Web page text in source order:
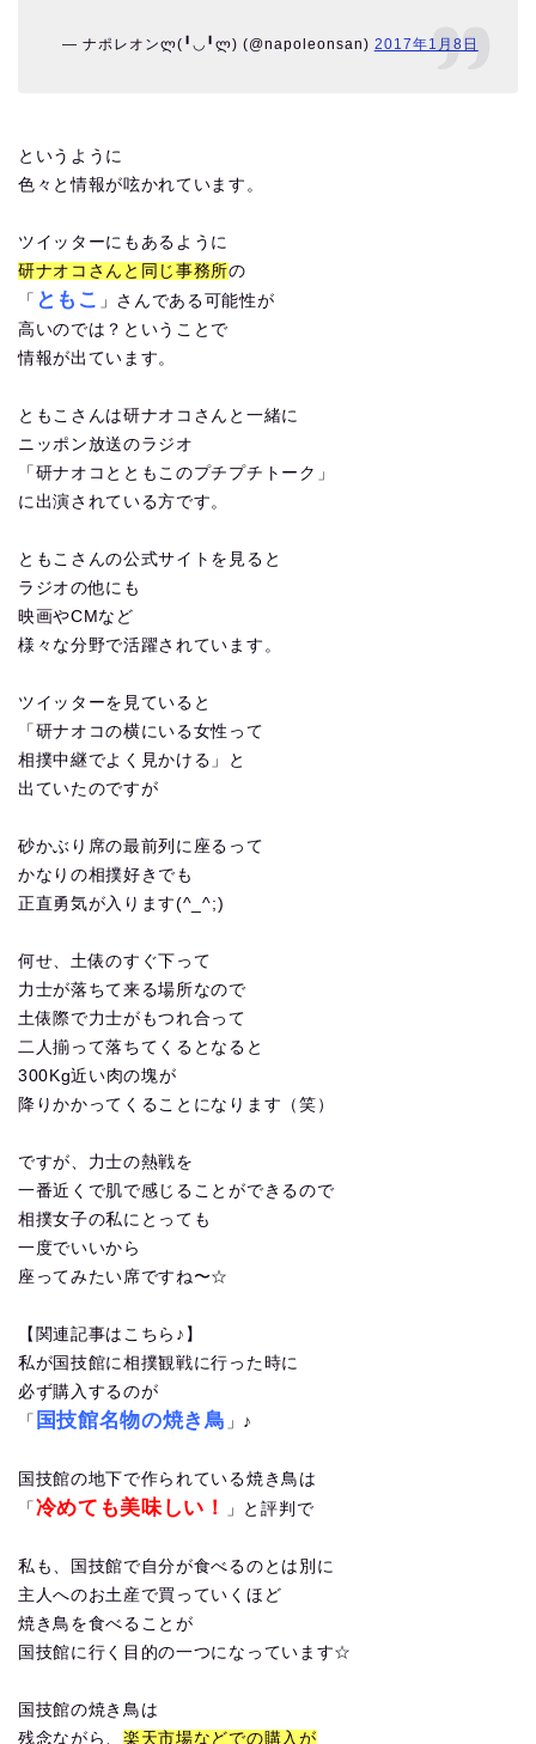
— ナポレオンლ(╹◡╹ლ) (@napoleonsan) 2017年1月8日
というように
色々と情報が呟かれています。
ツイッターにもあるように
研ナオコさんと同じ事務所の
「 ともこ 」さんである可能性が
高いのでは？ということで
情報が出ています。
ともこさんは研ナオコさんと一緒に
ニッポン放送のラジオ
「研ナオコとともこのプチプチトーク」
に出演されている方です。
ともこさんの公式サイトを見ると
ラジオの他にも
映画やCMなど
様々な分野で活躍されています。
ツイッターを見ていると
「研ナオコの横にいる女性って
相撲中継でよく見かける」と
出ていたのですが
砂かぶり席の最前列に座るって
かなりの相撲好きでも
正直勇気が入ります(^_^;)
何せ、土俵のすぐ下って
力士が落ちて来る場所なので
土俵際で力士がもつれ合って
二人揃って落ちてくるとなると
300Kg近い肉の塊が
降りかかってくることになります（笑）
ですが、力士の熱戦を
一番近くで肌で感じることができるので
相撲女子の私にとっても
一度でいいから
座ってみたい席ですね〜☆
【関連記事はこちら♪】
私が国技館に相撲観戦に行った時に
必ず購入するのが
「 国技館名物の焼き鳥 」♪
国技館の地下で作られている焼き鳥は
「 冷めても美味しい！ 」と評判で
私も、国技館で自分が食べるのとは別に
主人へのお土産で買っていくほど
焼き鳥を食べることが
国技館に行く目的の一つになっています☆
国技館の焼き鳥は
残念ながら、楽天市場などでの購入が